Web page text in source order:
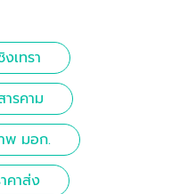
เทรา
รคาม
พ มอก.
คาส่ง